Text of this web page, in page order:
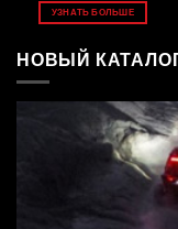
УЗНАТЬ БОЛЬШЕ
НОВЫЙ КАТАЛОГ